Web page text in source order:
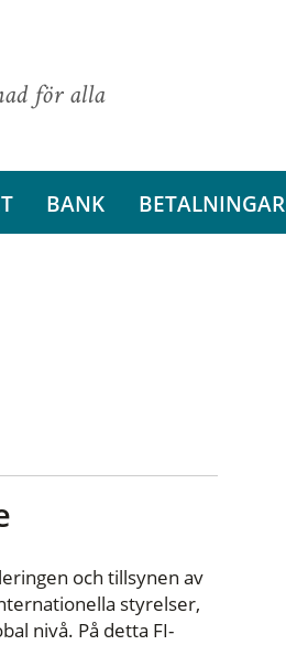
för alla
BANK BETALNINGAR
och tillsynen av
styrelser,
nivå. På detta FI-